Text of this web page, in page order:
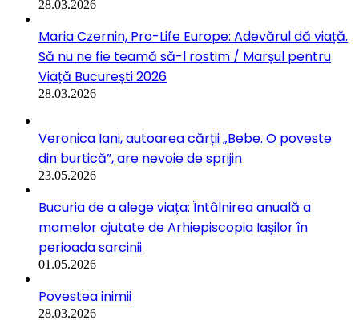
28.03.2026
Maria Czernin, Pro-Life Europe: Adevărul dă viață.
Să nu ne fie teamă să-l rostim / Marșul pentru
Viață București 2026
28.03.2026
Veronica Iani, autoarea cărții „Bebe. O poveste
din burtică”, are nevoie de sprijin
23.05.2026
Bucuria de a alege viața: Întâlnirea anuală a
mamelor ajutate de Arhiepiscopia Iașilor în
perioada sarcinii
01.05.2026
Povestea inimii
28.03.2026